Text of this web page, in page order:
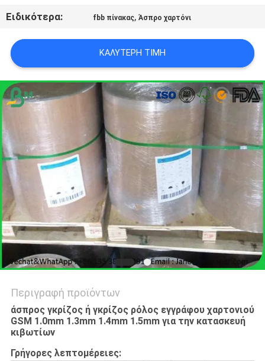
SITEMAP
ΠΟΛΙΤΙΚΉ
ΑΠΟΡΡΉΤΟΥ
Ειδικότερα: fbb πίνακας,Άσπρο χαρτόνι
ΚΑΛΎΤΕΡΗ ΤΙΜΉ
Περιγραφή προϊόντων
άσπρος γκρίζος ή γκρίζος ρόλος εγγράφου χαρτονιού
GSM 1.0mm 1.3mm 1.4mm 1.5mm για την κατασκευή
κιβωτίων
Γρήγορες λεπτομέρειες: